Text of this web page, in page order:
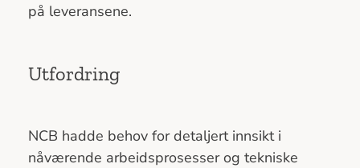
på leveransene.
Utfordring
NCB hadde behov for detaljert innsikt i
nåværende arbeidsprosesser og tekniske